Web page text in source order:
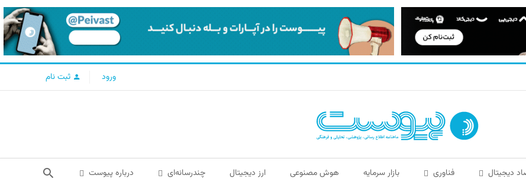
ورود ثبت نام
دیجیتال فناوری بازار سرمایه هوش مصنوعی ارز دیجیتال چندرسانه‌ای درباره پیوست